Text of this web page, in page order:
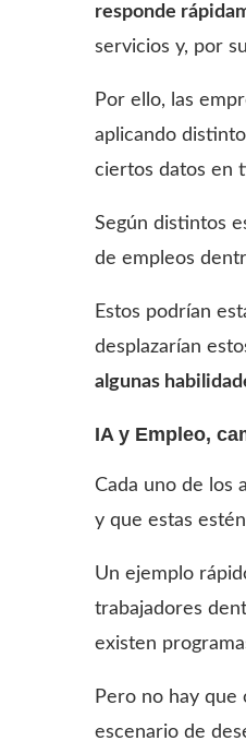
responde
servicios y, por
Por ello, las
aplicando
ciertos datos en
Según distintos
de empleos
Estos podrían
desplazarían
algunas
IA y Empleo,
Cada uno de los
y que estas
Un ejemplo
trabajadores
existen
Pero no hay
escenario de